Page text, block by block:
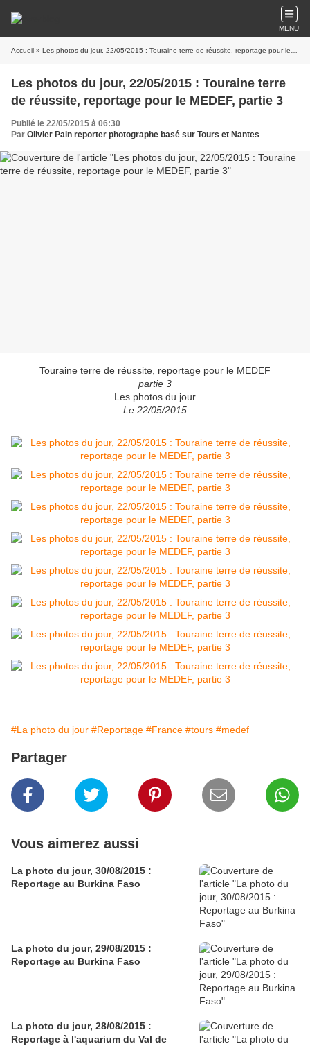
MENU
Accueil » Les photos du jour, 22/05/2015 : Touraine terre de réussite, reportage pour le MEDEF, partie 3
Les photos du jour, 22/05/2015 : Touraine terre
de réussite, reportage pour le MEDEF, partie 3
Publié le 22/05/2015 à 06:30
Par Olivier Pain reporter photographe basé sur Tours et Nantes
Touraine terre de réussite, reportage pour le MEDEF
partie 3
Les photos du jour
Le 22/05/2015
#La photo du jour #Reportage #France #tours #medef
Partager
Vous aimerez aussi
La photo du jour, 30/08/2015 :
Reportage au Burkina Faso
La photo du jour, 29/08/2015 :
Reportage au Burkina Faso
La photo du jour, 28/08/2015 :
Reportage à l'aquarium du Val de